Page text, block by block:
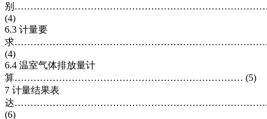
别
(4)
6.3 计量要
求
(4)
6.4 温室气体排放量计
算……………………………………………………………… (5)
7 计量结果表
达
(6)